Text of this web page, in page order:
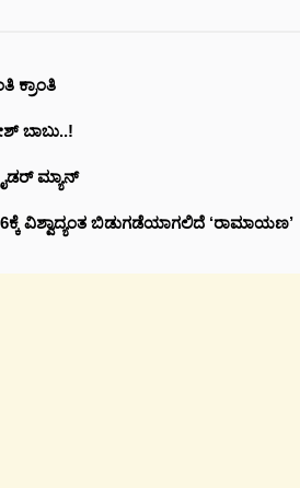
ಕ್ರಾಂತಿ
ಬಾಬು..!
ಮ್ಯಾನ್
ವಿಶ್ವಾದ್ಯಂತ ಬಿಡುಗಡೆಯಾಗಲಿದೆ ‘ರಾಮಾಯಣ’